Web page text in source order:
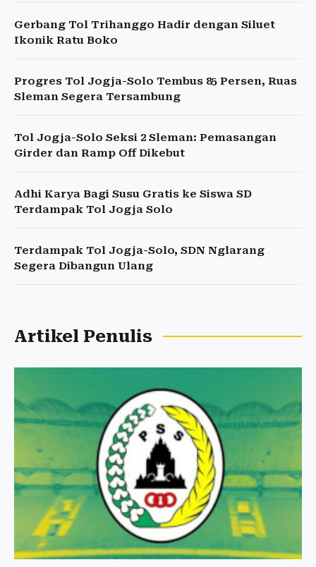
Gerbang Tol Trihanggo Hadir dengan Siluet
Ikonik Ratu Boko
Progres Tol Jogja-Solo Tembus 85 Persen, Ruas
Sleman Segera Tersambung
Tol Jogja-Solo Seksi 2 Sleman: Pemasangan
Girder dan Ramp Off Dikebut
Adhi Karya Bagi Susu Gratis ke Siswa SD
Terdampak Tol Jogja Solo
Terdampak Tol Jogja-Solo, SDN Nglarang
Segera Dibangun Ulang
Artikel Penulis